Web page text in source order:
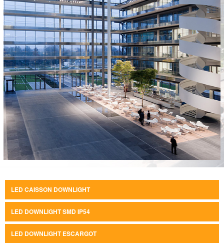
LED CAISSON DOWNLIGHT
LED DOWNLIGHT SMD IP54
LED DOWNLIGHT ESCARGOT